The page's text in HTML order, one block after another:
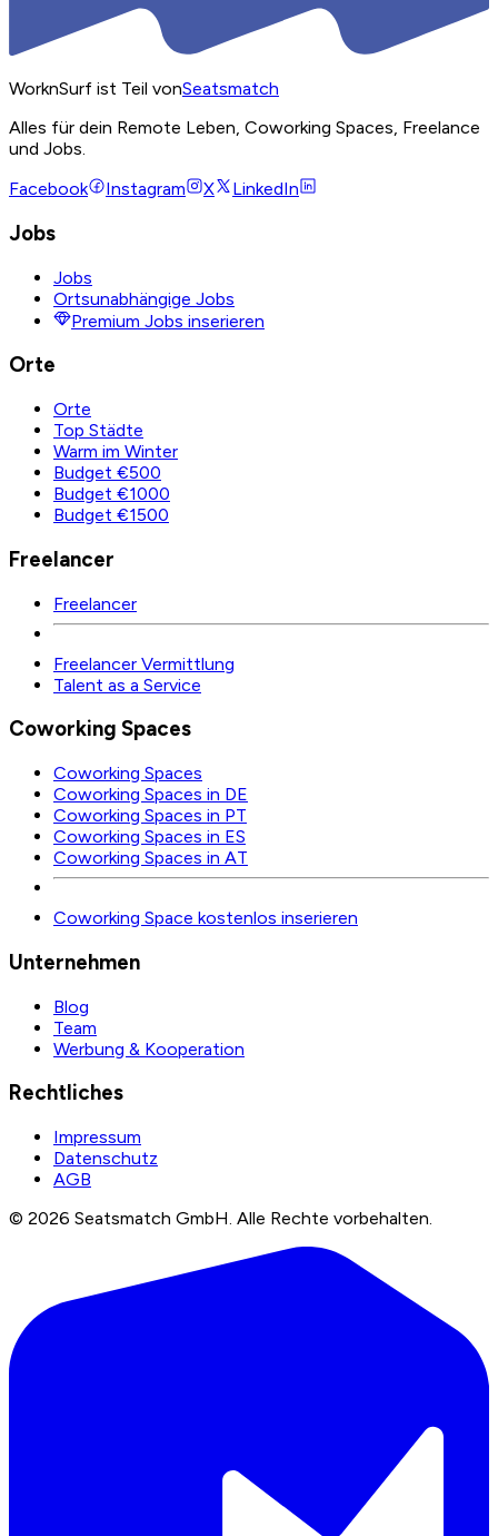
WorknSurf ist Teil vonSeatsmatch
Alles für dein Remote Leben, Coworking Spaces, Freelance
und Jobs.
Facebook
Instagram X LinkedIn
Jobs
Jobs
Ortsunabhängige Jobs
Premium Jobs inserieren
Orte
Orte
Top Städte
Warm im Winter
Budget €500
Budget €1000
Budget €1500
Freelancer
Freelancer
Freelancer Vermittlung
Talent as a Service
Coworking Spaces
Coworking Spaces
Coworking Spaces in DE
Coworking Spaces in PT
Coworking Spaces in ES
Coworking Spaces in AT
Coworking Space kostenlos inserieren
Unternehmen
Blog
Team
Werbung & Kooperation
Rechtliches
Impressum
Datenschutz
AGB
© 2026 Seatsmatch GmbH. Alle Rechte vorbehalten.